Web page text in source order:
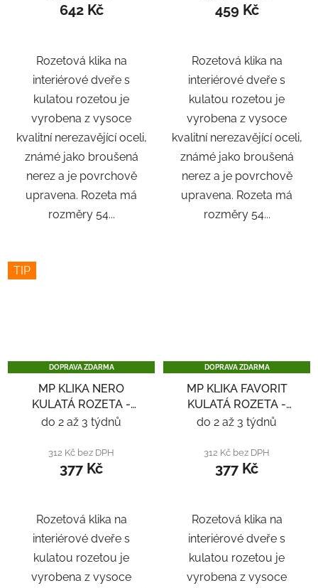
642 Kč
Rozetová klika na
interiérové ​​dveře s
kulatou rozetou je
vyrobena z vysoce
kvalitní nerezavějící oceli,
známé jako broušená
nerez a je povrchově
upravena. Rozeta má
rozměry 54...
459 Kč
Rozetová klika na
interiérové ​​dveře s
kulatou rozetou je
vyrobena z vysoce
kvalitní nerezavějící oceli,
známé jako broušená
nerez a je povrchově
upravena. Rozeta má
rozměry 54...
TIP
DOPRAVA ZDARMA
MP KLIKA NERO
KULATÁ ROZETA -
NEREZ
do 2 až 3 týdnů
312 Kč bez DPH
377 Kč
Rozetová klika na
interiérové ​​dveře s
kulatou rozetou je
vyrobena z vysoce
DOPRAVA ZDARMA
MP KLIKA FAVORIT
KULATÁ ROZETA -
NEREZ
do 2 až 3 týdnů
312 Kč bez DPH
377 Kč
Rozetová klika na
interiérové ​​dveře s
kulatou rozetou je
vyrobena z vysoce